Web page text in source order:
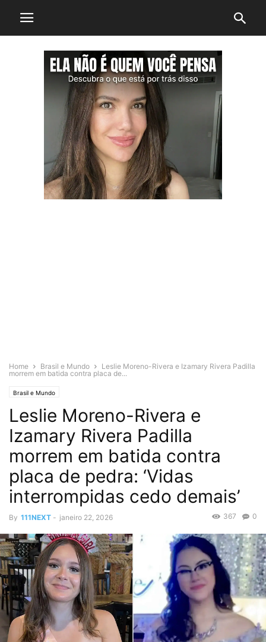
Home Brasil e Mundo
Leslie Moreno-Rivera e Izamary Rivera Padilla
morrem em batida contra placa de...
Brasil e Mundo
Leslie Moreno-Rivera e
Izamary Rivera Padilla
morrem em batida contra
placa de pedra: ‘Vidas
interrompidas cedo demais’
By 111NEXT - janeiro 22, 2026 0
367